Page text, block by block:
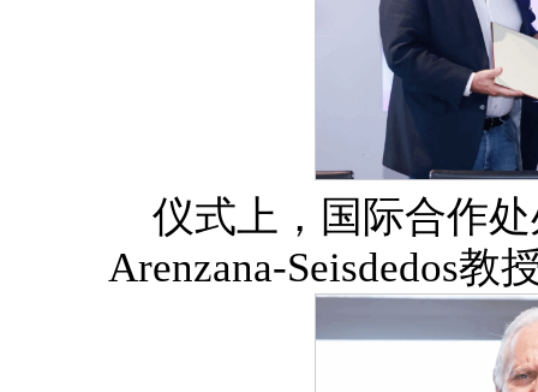
仪式上，国际合作
Arenzana-Seisdedos教